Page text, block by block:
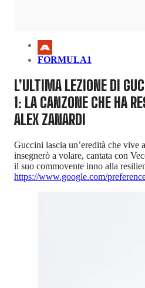
FORMULA1
L’ULTIMA LEZIONE DI
1: LA CANZONE CHE HA
ALEX ZANARDI
Guccini lascia un’eredità che vive
insegnerò a volare, cantata con
il suo commovente inno alla
https://www.google.com/